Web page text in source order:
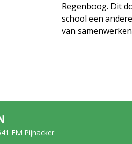
Regenboog. Dit
school een
van
EM Pijnacker